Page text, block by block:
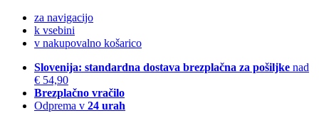
za navigacijo
k vsebini
v nakupovalno košarico
Slovenija: standardna dostava brezplačna za pošiljke nad
€ 54,90
Brezplačno vračilo
Odprema v 24 urah